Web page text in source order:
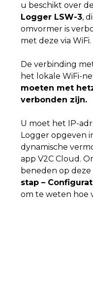
u beschikt over
Logger LSW-3,
omvormer is
met deze via WiFi.
De verbinding
het lokale WiFi-
moeten met
verbonden zijn.
U moet het IP-
Logger opgeven
dynamische
app V2C Cloud.
beneden op deze
stap –
om te weten hoe